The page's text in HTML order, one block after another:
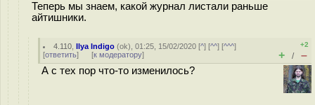
Теперь мы знаем, какой журнал листали раньше
айтишники.
4.110 ,Ilya Indigo (ok), 01:25, 15/02/2020 [^] [^^] [^^^]
[ответить] [к модератору]
+2
+ / –
А с тех пор что-то изменилось?